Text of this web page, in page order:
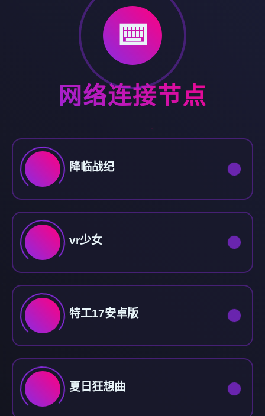
⌨️
网络连接节点
降临战纪
vr少女
特工17安卓版
夏日狂想曲